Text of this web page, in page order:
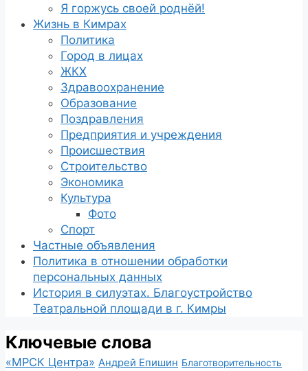
Я горжусь своей роднёй!
Жизнь в Кимрах
Политика
Город в лицах
ЖКХ
Здравоохранение
Образование
Поздравления
Предприятия и учреждения
Происшествия
Строительство
Экономика
Культура
Фото
Спорт
Частные объявления
Политика в отношении обработки
персональных данных
История в силуэтах. Благоустройство
Театральной площади в г. Кимры
Ключевые слова
«МРСК Центра» Андрей Епишин Благотворительность